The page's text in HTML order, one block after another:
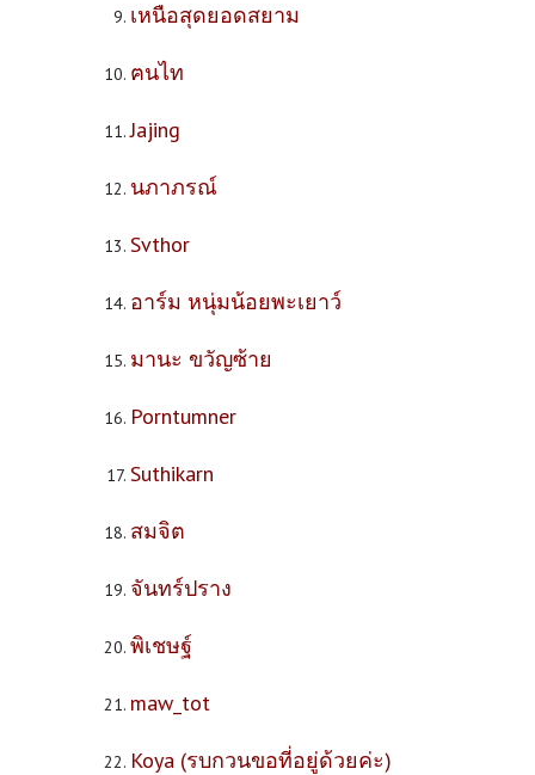
เหนือสุดยอดสยาม
ฅนไท
Jajing
นภาภรณ์
Svthor
อาร์ม หนุ่มน้อยพะเยาว์
มานะ ขวัญซ้าย
Porntumner
Suthikarn
สมจิต
จันทร์ปราง
พิเชษฐ์
maw_tot
Koya (รบกวนขอที่อยู่ด้วยค่ะ)